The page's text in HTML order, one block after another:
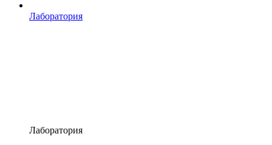
Лаборатория
Лаборатория